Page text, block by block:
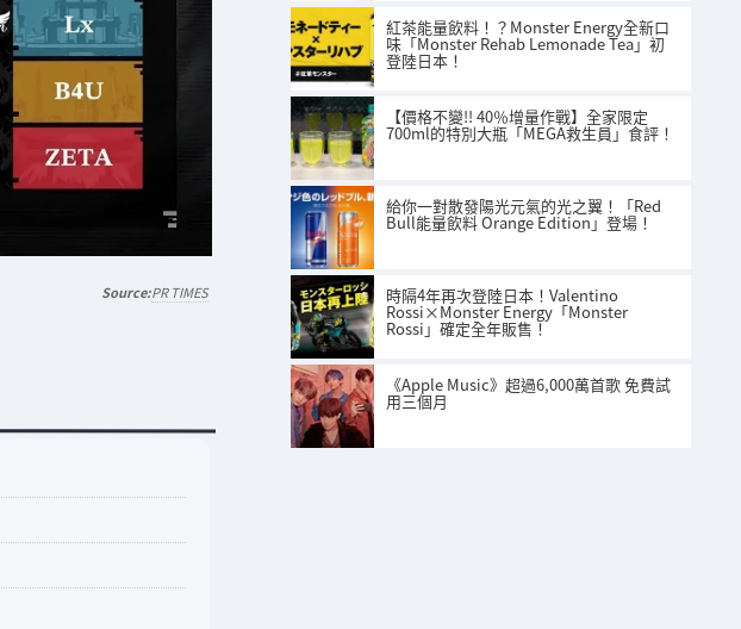
PR TIMES
紅茶能量飲料！？Monster Energy全新口
味「Monster Rehab Lemonade Tea」初
登陸日本！
【價格不變!! 40％增量作戰】全家限定
700ml的特別大瓶「MEGA救生員」食評！
給你一對散發陽光元氣的光之翼！「Red
Bull能量飲料 Orange Edition」登場！
時隔4年再次登陸日本！Valentino
Rossi×Monster Energy「Monster
Rossi」確定全年販售！
《Apple Music》超過6,000萬首歌 免費試
用三個月